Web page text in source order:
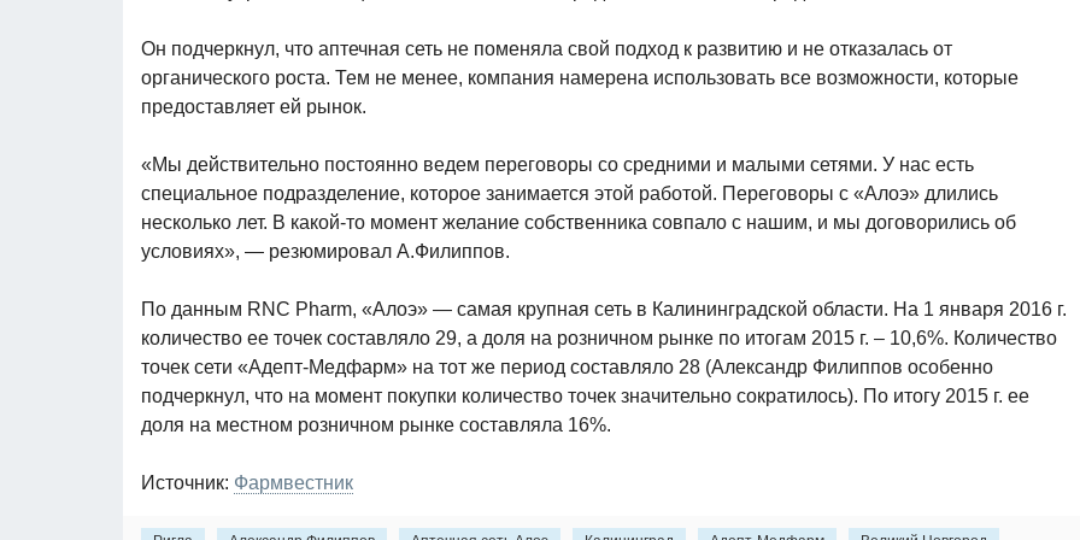
Он подчеркнул, что аптечная сеть не поменяла свой подход к развитию и не отказалась от
органического роста. Тем не менее, компания намерена использовать все возможности, которые
предоставляет ей рынок.
«Мы действительно постоянно ведем переговоры со средними и малыми сетями. У нас есть
специальное подразделение, которое занимается этой работой. Переговоры с «Алоэ» длились
несколько лет. В какой-то момент желание собственника совпало с нашим, и мы договорились об
условиях», — резюмировал А.Филиппов.
По данным RNC Pharm, «Алоэ» — самая крупная сеть в Калининградской области. На 1 января 2016 г.
количество ее точек составляло 29, а доля на розничном рынке по итогам 2015 г. – 10,6%. Количество
точек сети «Адепт-Медфарм» на тот же период составляло 28 (Александр Филиппов особенно
подчеркнул, что на момент покупки количество точек значительно сократилось). По итогу 2015 г. ее
доля на местном розничном рынке составляла 16%.
Источник: Фармвестник